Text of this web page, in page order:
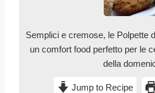
Semplici e cremose, le Polpette
un comfort food perfetto per le
della
Jump to Recipe